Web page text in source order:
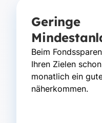
Geringe
Beim
Ihren Zielen
monatlich ein
näherkommen.